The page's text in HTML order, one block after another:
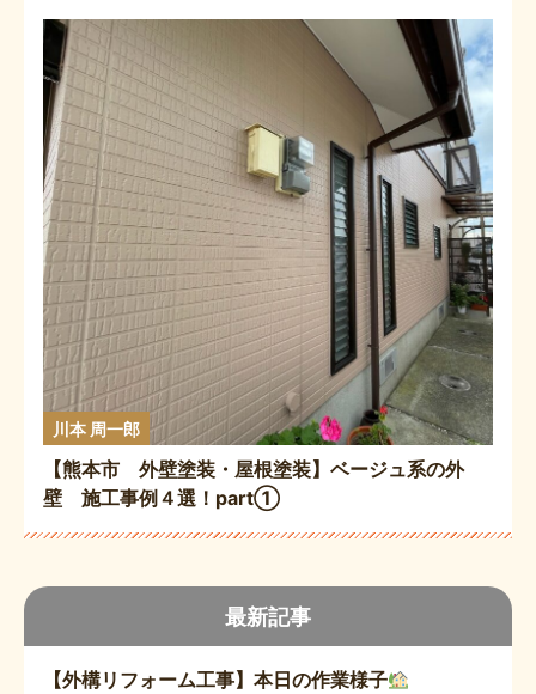
最新記事
【外構リフォーム工事】本日の作業様子
川本 周一郎
【熊本市 外壁塗装・屋根塗装】ベージュ系の外
壁 施工事例４選！part①